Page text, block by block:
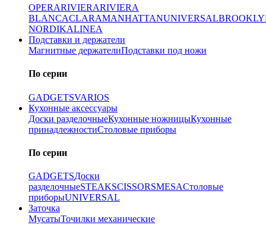
OPERARIVIERARIVIERA
BLANCACLARAMANHATTANUNIVERSAL
NORDIKALINEA
Подставки и держатели
Магнитные держателиПодставки под ножи
По серии
GADGETSVARIOS
Кухонные аксессуары
Доски разделочныеКухонные ножницыКухонные
принадлежностиСтоловые приборы
По серии
GADGETSДоски
разделочныеSTEAKSCISSORSMESAСтоловые
приборыUNIVERSAL
Заточка
МусатыТочилки механические